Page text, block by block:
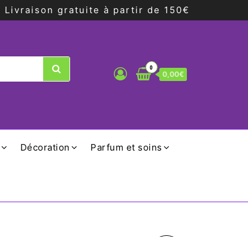
Livraison gratuite à partir de 150€
0
0,00€
Décoration Parfum et soins